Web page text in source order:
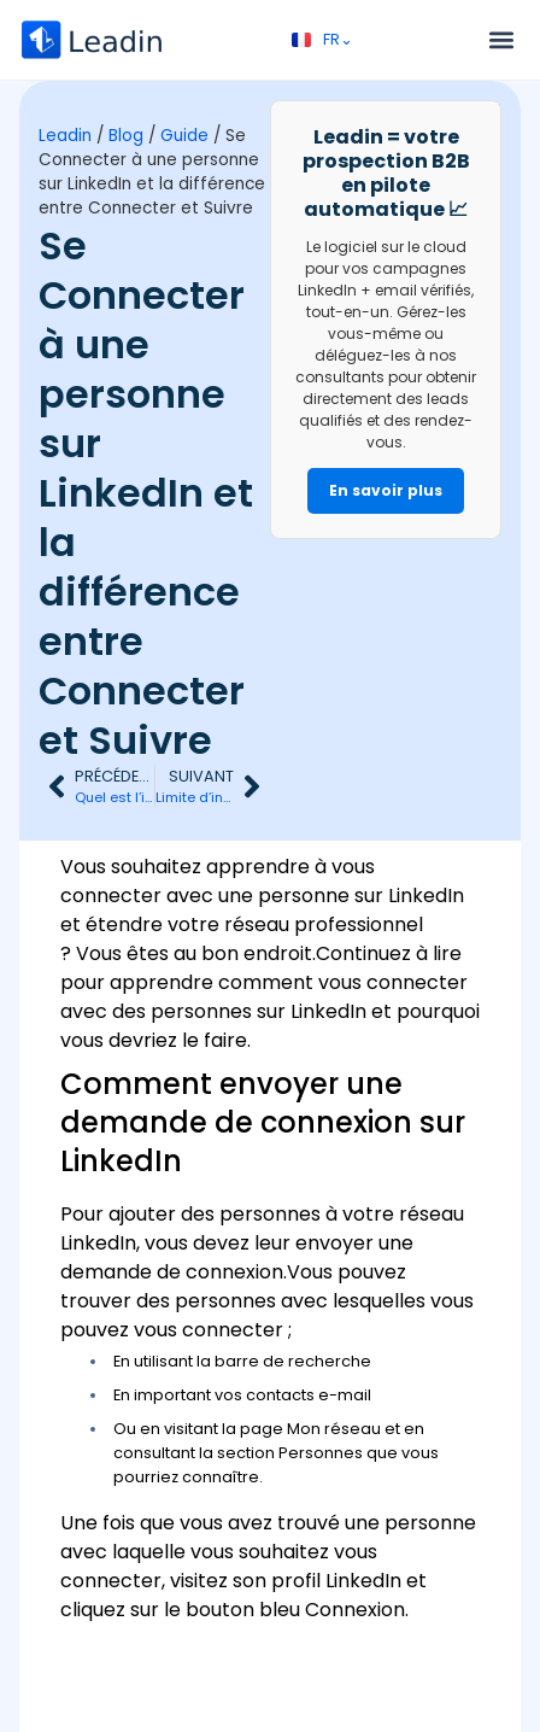
FR⌄
EN⌄
Leadin / Blog / Guide / Se
Connecter à une personne
sur LinkedIn et la différence
entre Connecter et Suivre
Se
Connecter
à une
personne
sur
LinkedIn et
la
différence
entre
Connecter
et Suivre
PRÉCÉDENT
Quel est l’intérêt de LinkedIn Premium ?
SUIVANT
Limite d’invitations hebdomadaire LinkedIn
Leadin = votre
prospection B2B
en pilote
automatique 📈
Le logiciel sur le cloud
pour vos campagnes
LinkedIn + email vérifiés,
tout-en-un. Gérez-les
vous-même ou
déléguez-les à nos
consultants pour obtenir
directement des leads
qualifiés et des rendez-
vous.
En savoir plus
Vous souhaitez apprendre à vous
connecter avec une personne sur LinkedIn
et étendre votre réseau professionnel
?Vous êtes au bon endroit.Continuez à lire
pour apprendre comment vous connecter
avec des personnes sur LinkedIn et pourquoi
vous devriez le faire.
Comment envoyer une
demande de connexion sur
LinkedIn
Pour ajouter des personnes à votre réseau
LinkedIn, vous devez leur envoyer une
demande de connexion.Vous pouvez
trouver des personnes avec lesquelles vous
pouvez vous connecter ;
En utilisant la barre de recherche
En important vos contacts e-mail
Ou en visitant la page Mon réseau et en
consultant la section Personnes que vous
pourriez connaître.
Une fois que vous avez trouvé une personne
avec laquelle vous souhaitez vous
connecter, visitez son profil LinkedIn et
cliquez sur le bouton bleu Connexion.